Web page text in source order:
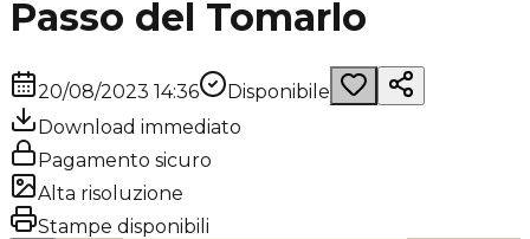
Passo del Tomarlo
20/08/2023 14:36
Disponibile
Download immediato
Pagamento sicuro
Alta risoluzione
Stampe disponibili